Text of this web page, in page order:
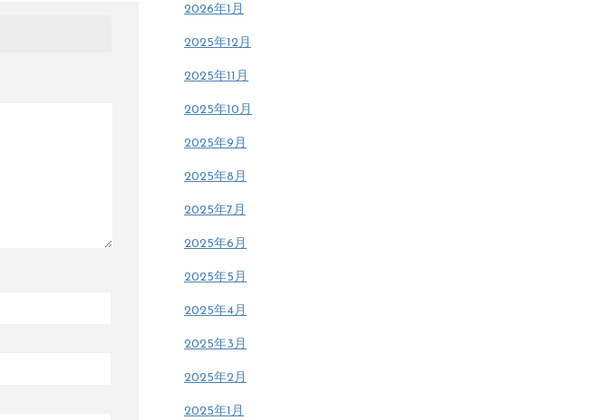
2026年1月
2025年12月
2025年11月
2025年10月
2025年9月
2025年8月
2025年7月
2025年6月
2025年5月
2025年4月
2025年3月
2025年2月
2025年1月